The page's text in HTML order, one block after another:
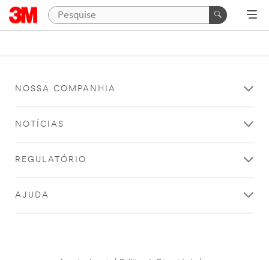
NOSSA COMPANHIA
NOTÍCIAS
REGULATÓRIO
AJUDA